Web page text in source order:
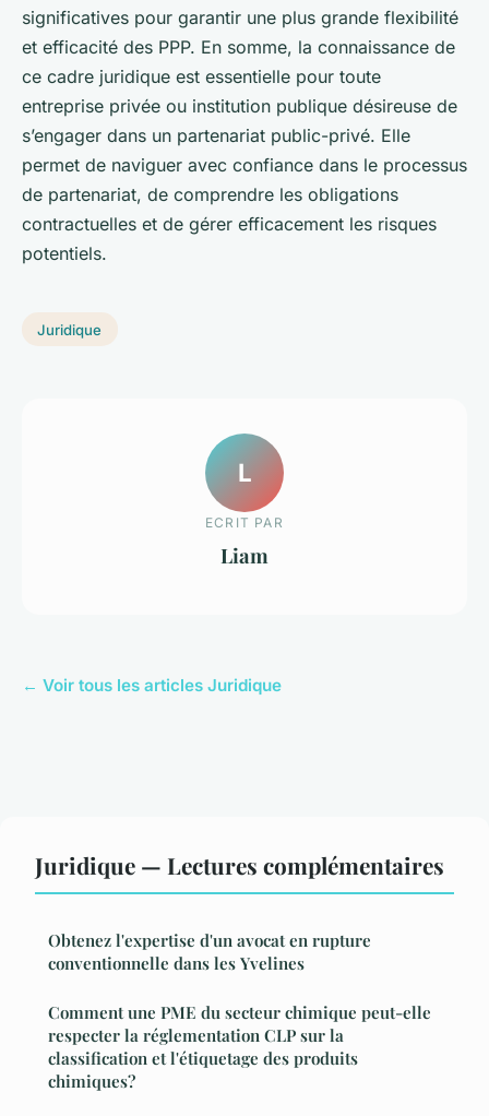
significatives pour garantir une plus grande flexibilité
et efficacité des PPP. En somme, la connaissance de
ce cadre juridique est essentielle pour toute
entreprise privée ou institution publique désireuse de
s’engager dans un partenariat public-privé. Elle
permet de naviguer avec confiance dans le processus
de partenariat, de comprendre les obligations
contractuelles et de gérer efficacement les risques
potentiels.
Juridique
L
ECRIT PAR
Liam
← Voir tous les articles Juridique
Juridique — Lectures complémentaires
Obtenez l'expertise d'un avocat en rupture
conventionnelle dans les Yvelines
Comment une PME du secteur chimique peut-elle
respecter la réglementation CLP sur la
classification et l'étiquetage des produits
chimiques?